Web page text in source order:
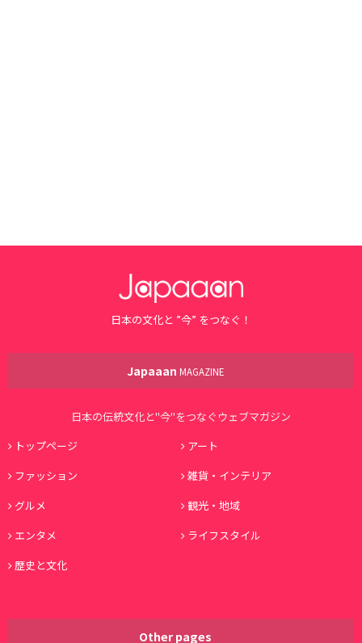
日本の文化と ”今” をつなぐ！
Japaaan MAGAZINE
日本の伝統文化と"今"をつなぐウェブマガジン
トップページ
アート
ファッション
雑貨・インテリア
グルメ
観光・地域
エンタメ
ライフスタイル
歴史と文化
Other pages